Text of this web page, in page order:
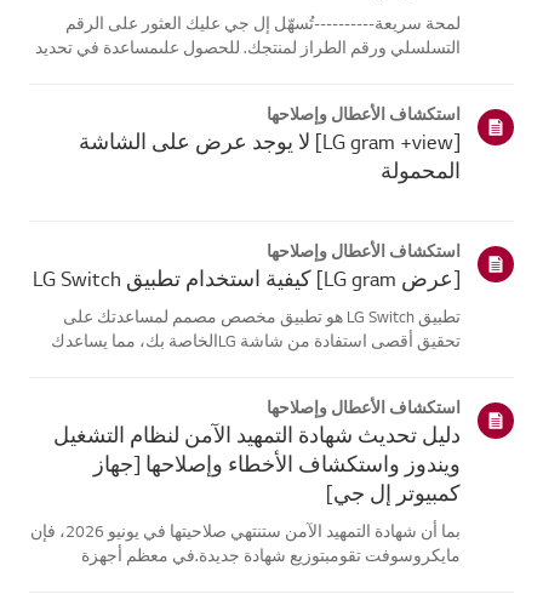
لمحة سريعة----------تُسهّل إل جي عليك العثور على الرقم
التسلسلي ورقم الطراز لمنتجك. للحصول علىمساعدة في تحديد
تختلف الصور أو ا...
استكشاف الأعطال وإصلاحها
[LG gram +view] لا يوجد عرض على الشاشة
المحمولة
استكشاف الأعطال وإصلاحها
[عرض LG gram] كيفية استخدام تطبيق LG Switch
تطبيق LG Switch هو تطبيق مخصص مصمم لمساعدتك على
تحقيق أقصى استفادة من شاشة LGالخاصة بك، مما يساعدك
لك [وضع الحياة] تعيين خلفي...
استكشاف الأعطال وإصلاحها
دليل تحديث شهادة التمهيد الآمن لنظام التشغيل
ويندوز واستكشاف الأخطاء وإصلاحها [جهاز
كمبيوتر إل جي]
بما أن شهادة التمهيد الآمن ستنتهي صلاحيتها في يونيو 2026، فإن
مايكروسوفت تقومبتوزيع شهادة جديدة.في معظم أجهزة